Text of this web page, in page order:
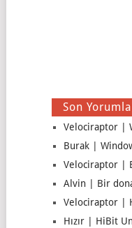
Son
Velociraptor |
Burak |
Velociraptor |
Alvin | Bir
Velociraptor |
Hızır | HiBit